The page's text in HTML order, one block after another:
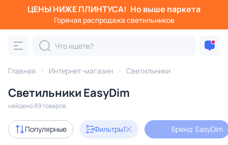
ЦЕНЫ НИЖЕ ПЛИНТУСА! Но выше паркета
Горячая распродажа светильников
Главная Интернет-магазин Светильники
Светильники EasyDim
найдено 89 товаров
Популярные Фильтры1 Бренд: EasyDim
Фильтры
Категория:
Люстры Подвесные светильники
В наличии 29